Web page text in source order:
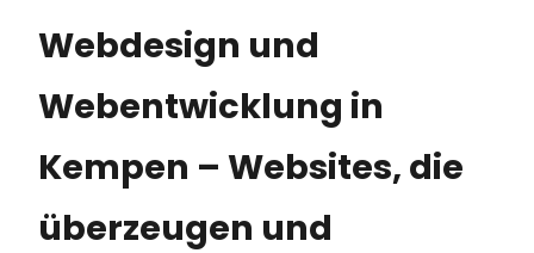
Webdesign und
Webentwicklung in
Kempen – Websites, die
überzeugen und